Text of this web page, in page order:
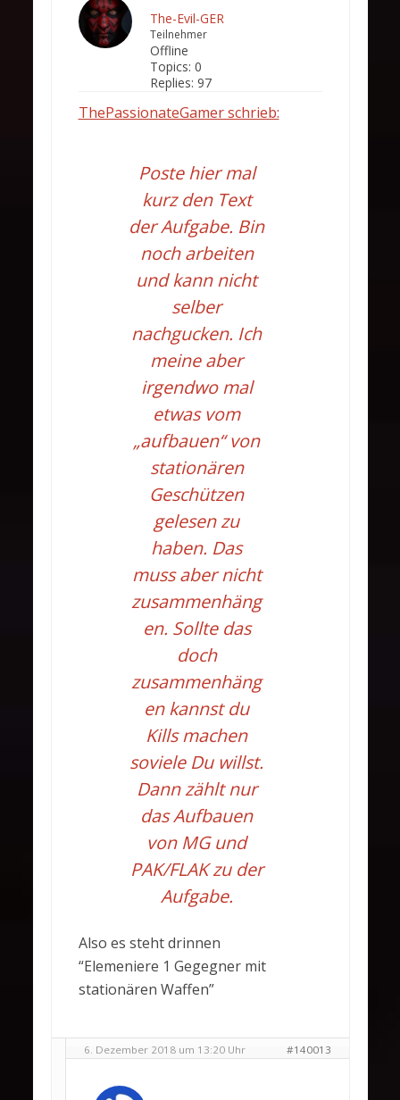
The-Evil-GER
Teilnehmer
Offline
Topics: 0
Replies: 97
ThePassionateGamer schrieb:
Poste hier mal
kurz den Text
der Aufgabe. Bin
noch arbeiten
und kann nicht
selber
nachgucken. Ich
meine aber
irgendwo mal
etwas vom
„aufbauen“ von
stationären
Geschützen
gelesen zu
haben. Das
muss aber nicht
zusammenhäng
en. Sollte das
doch
zusammenhäng
en kannst du
Kills machen
soviele Du willst.
Dann zählt nur
das Aufbauen
von MG und
PAK/FLAK zu der
Aufgabe.
Also es steht drinnen
“Elemeniere 1 Gegegner mit
stationären Waffen”
6. Dezember 2018 um 13:20 Uhr #140013